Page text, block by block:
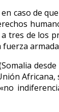
caso de
tres de